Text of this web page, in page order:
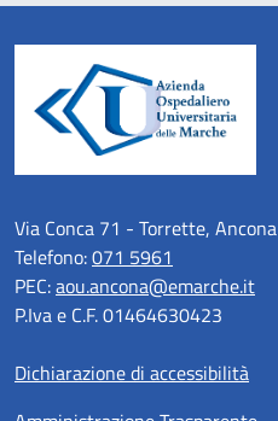
Via Conca 71 - Torrette, Ancona
Telefono:071 5961
PEC:aou.ancona@emarche.it
P.Iva e C.F. 01464630423
Dichiarazione di accessibilità